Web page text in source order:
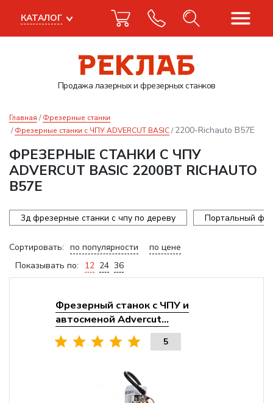
Продажа лазерныхи фрезерных станков
КАТАЛОГ
Главная
Фрезерные станки
Фрезерные станки с ЧПУ ADVERCUT BASIC
2200-Richauto B57E
ФРЕЗЕРНЫЕ СТАНКИ С ЧПУ
ADVERCUT BASIC 2200ВТ RICHAUTO
B57E
3д фрезерные станки с чпу по дереву Портальный
Сортировать: по популярности
по цене
Показывать по:
12 24 36
Фрезерный станок с ЧПУ и
автосменой Advercut...
5